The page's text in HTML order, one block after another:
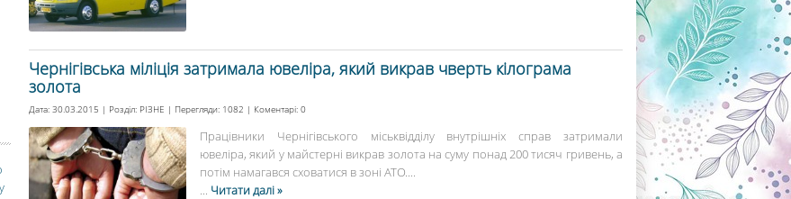
Чернігівська міліція затримала ювеліра, який викрав чверть кілограма
золота
Дата: 30.03.2015 | Розділ: РІЗНЕ | Перегляди: 1082 | Коментарі: 0
Працівники Чернігівського міськвідділу внутрішніх справ затримали
ювеліра, який у майстерні викрав золота на суму понад 200 тисяч гривень, а
потім намагався сховатися в зоні АТО....
... Читати далі »